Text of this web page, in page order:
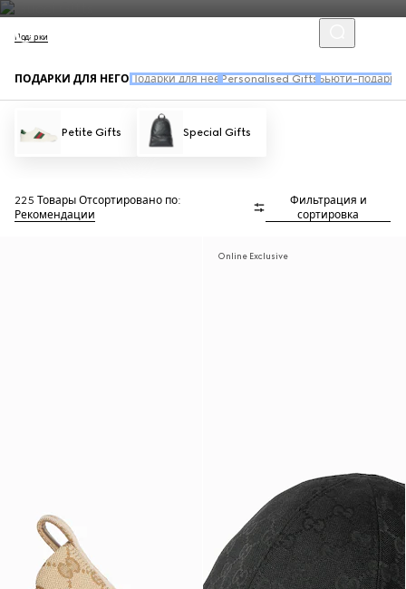
Подарки
ПОДАРКИ ДЛЯ НЕГО Подарки для нее Personalised Gifts Бьюти-подарки
Petite Gifts Special Gifts
225 Товары Отсортировано по:
Рекомендации
Фильтрация и
сортировка
Online Exclusive